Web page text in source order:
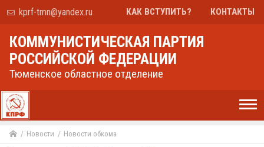
kprf-tmn@yandex.ru КАК ВСТУПИТЬ? КОНТАКТЫ
КОММУНИСТИЧЕСКАЯ ПАРТИЯ
РОССИЙСКОЙ ФЕДЕРАЦИИ
Тюменское областное отделение
Новости Новости обкома